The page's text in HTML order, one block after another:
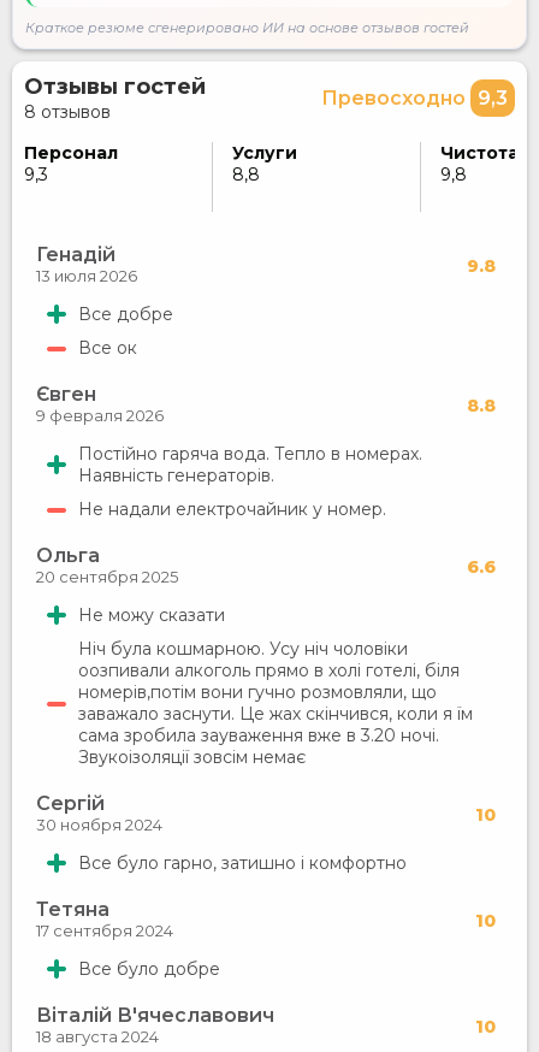
Краткое резюме сгенерировано ИИ на основе отзывов гостей
Отзывы гостей
8 отзывов
Превосходно 9,3
Персонал
9,3
Услуги
8,8
Чистота
9,8
Генадій 9.8
13 июля 2026
Все добре
Все ок
Євген 8.8
9 февраля 2026
Постійно гаряча вода. Тепло в номерах.
Наявність генераторів.
Не надали електрочайник у номер.
Ольга 6.6
20 сентября 2025
Не можу сказати
Ніч була кошмарною. Усу ніч чоловіки
оозпивали алкоголь прямо в холі готелі, біля
номерів,потім вони гучно розмовляли, що
заважало заснути. Це жах скінчився, коли я їм
сама зробила зауваження вже в 3.20 ночі.
Звукоізоляції зовсім немає
Сергій 10
30 ноября 2024
Все було гарно, затишно і комфортно
Тетяна 10
17 сентября 2024
Все було добре
Віталій В'ячеславович 10
18 августа 2024